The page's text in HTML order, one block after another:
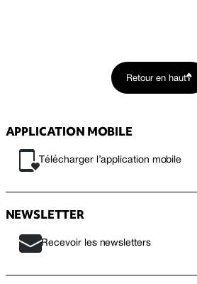
Retour en haut
APPLICATION MOBILE
Télécharger l’application mobile
NEWSLETTER
Recevoir les newsletters